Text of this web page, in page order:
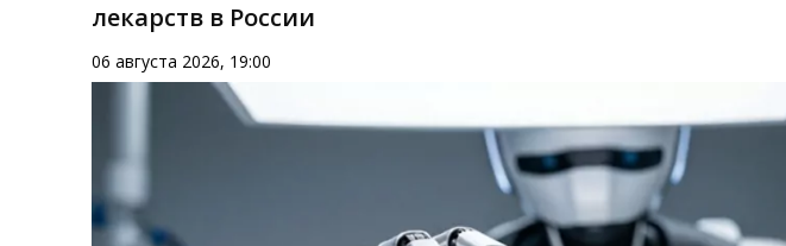
лекарств в России
06 августа 2026, 19:00